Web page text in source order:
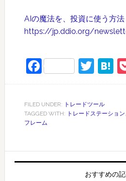
AIの魔法を、投資に使う方法
https://jp.ddio.org/
Facebook
FILED UNDER: トレードツール
TAGGED WITH: トレードステーション,
フレーム
おすすめの